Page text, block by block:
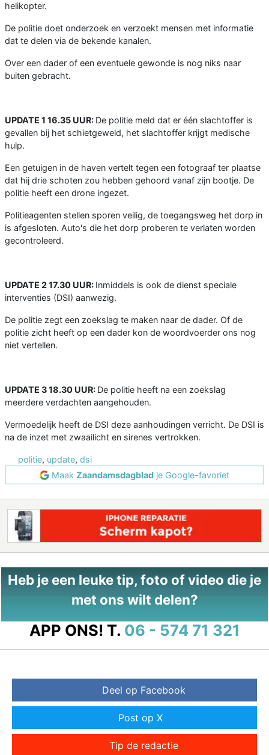
helikopter.
De politie doet onderzoek en verzoekt mensen met informatie
dat te delen via de bekende kanalen.
Over een dader of een eventuele gewonde is nog niks naar
buiten gebracht.
UPDATE 1 16.35 UUR: De politie meld dat er één slachtoffer is
gevallen bij het schietgeweld, het slachtoffer krijgt medische
hulp.
Een getuigen in de haven vertelt tegen een fotograaf ter plaatse
dat hij drie schoten zou hebben gehoord vanaf zijn bootje. De
politie heeft een drone ingezet.
Politieagenten stellen sporen veilig, de toegangsweg het dorp in
is afgesloten. Auto's die het dorp proberen te verlaten worden
gecontroleerd.
UPDATE 2 17.30 UUR: Inmiddels is ook de dienst speciale
interventies (DSI) aanwezig.
De politie zegt een zoekslag te maken naar de dader. Of de
politie zicht heeft op een dader kon de woordvoerder ons nog
niet vertellen.
UPDATE 3 18.30 UUR: De politie heeft na een zoekslag
meerdere verdachten aangehouden.
Vermoedelijk heeft de DSI deze aanhoudingen verricht. De DSI is
na de inzet met zwaailicht en sirenes vertrokken.
politie, update, dsi
Maak Zaandamsdagblad je Google-favoriet
Heb je een leuke tip, foto of video die je
met ons wilt delen?
APP ONS! T. 06 - 574 71 321
Deel op Facebook
Post op X
Tip de redactie